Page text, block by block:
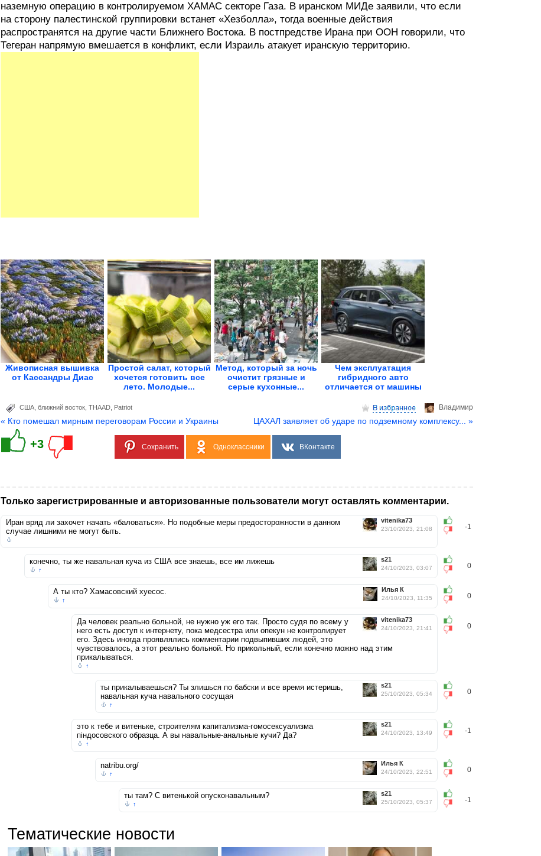
наземную операцию в контролируемом ХАМАС секторе Газа. В иранском МИДе заявили, что если
на сторону палестинской группировки встанет «Хезболла», тогда военные действия
распространятся на другие части Ближнего Востока. В постпредстве Ирана при ООН говорили, что
Тегеран напрямую вмешается в конфликт, если Израиль атакует иранскую территорию.
Живописная вышивка
от Кассандры Диас
Простой салат, который
хочется готовить все
лето. Молодые...
Метод, который за ночь
очистит грязные и
серые кухонные...
Чем эксплуатация
гибридного авто
отличается от машины
Владимир
США ближний восток THAAD Patriot
« Кто помешал мирным переговорам России и Украины ЦАХАЛ заявляет об ударе по подземному комплексу... »
+3 Сохранить Одноклассники ВКонтакте
Только зарегистрированные и авторизованные пользователи могут оставлять комментарии.
-1
vitenika73
23/10/2023, 21:08
Иран вряд ли захочет начать «баловаться». Но подобные меры предосторожности в данном
случае лишними не могут быть.
0
s21
24/10/2023, 03:07
конечно, ты же навальная куча из США все знаешь, все им лижешь
↑
0
Илья К
24/10/2023, 11:35
А ты кто? Хамасовский хуесос.
↑
0
vitenika73
24/10/2023, 21:41
Да человек реально больной, не нужно уж его так. Просто судя по всему у
него есть доступ к интернету, пока медсестра или опекун не контролирует
его. Здесь иногда проявлялись комментарии подвыпивших людей, это
чувствовалось, а этот реально больной. Но прикольный, если конечно можно над этим
прикалываться.
↑
0
s21
25/10/2023, 05:34
ты прикалываешься? Ты злишься по бабски и все время истеришь,
навальная куча навального сосущая
↑
-1
s21
24/10/2023, 13:49
это к тебе и витеньке, строителям капитализма-гомосексуализма
пiндосовского образца. А вы навальные-анальные кучи? Да?
↑
0
Илья К
24/10/2023, 22:51
natribu.org/
↑
-1
s21
25/10/2023, 05:37
ты там? С витенькой опусконавальным?
↑
Тематические новости